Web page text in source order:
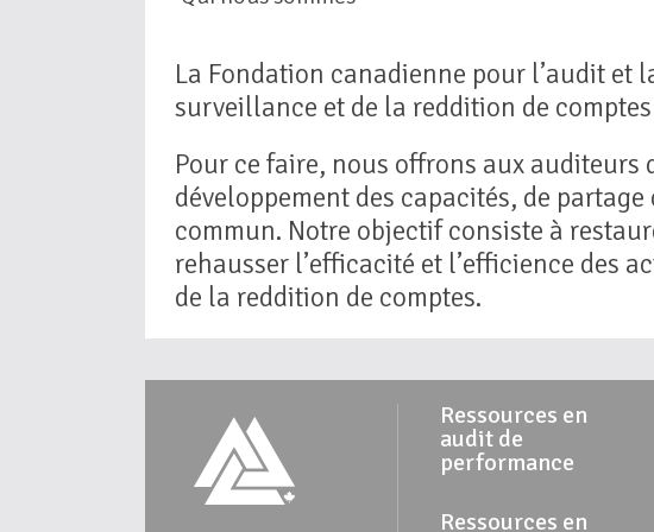
La Fondation canadienne pour l’audit et
surveillance et de la reddition de
Pour ce faire, nous offrons aux
développement des capacités, de
commun. Notre objectif consiste à
rehausser l’efficacité et l’efficience des
de la reddition de comptes.
Ressources en
audit de
performance
Ressources en